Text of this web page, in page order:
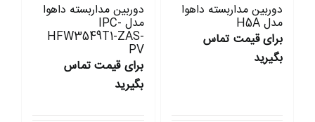
دوربین مداربسته داهوا
مدل H5A
برای قیمت تماس
بگیرید
دوربین مداربسته داهوا
مدل IPC-
HFW3549T1-ZAS-
PV
برای قیمت تماس
بگیرید